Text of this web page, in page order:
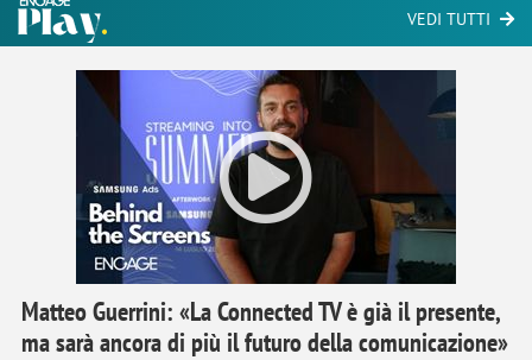
VEDI TUTTI
Matteo Guerrini: «La Connected TV è già il presente,
ma sarà ancora di più il futuro della comunicazione»